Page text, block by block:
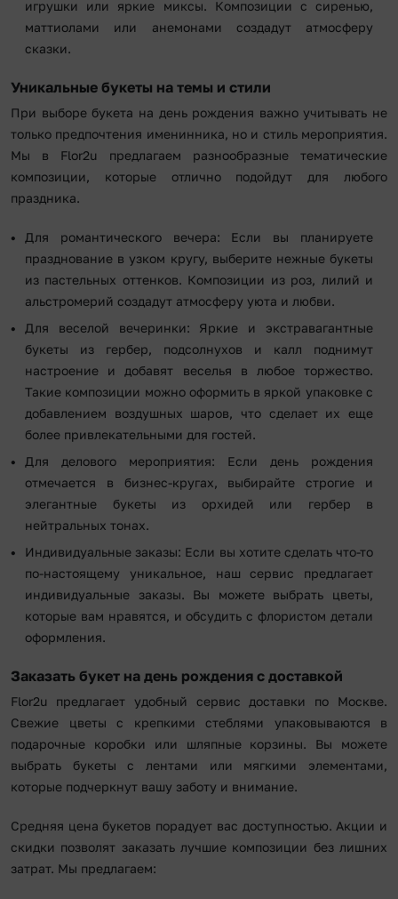
игрушки или яркие миксы. Композиции с сиренью,
маттиолами или анемонами создадут атмосферу
сказки.
Уникальные букеты на темы и стили
При выборе букета на день рождения важно учитывать не
только предпочтения именинника, но и стиль мероприятия.
Мы в Flor2u предлагаем разнообразные тематические
композиции, которые отлично подойдут для любого
праздника.
Для романтического вечера: Если вы планируете
празднование в узком кругу, выберите нежные букеты
из пастельных оттенков. Композиции из роз, лилий и
альстромерий создадут атмосферу уюта и любви.
Для веселой вечеринки: Яркие и экстравагантные
букеты из гербер, подсолнухов и калл поднимут
настроение и добавят веселья в любое торжество.
Такие композиции можно оформить в яркой упаковке с
добавлением воздушных шаров, что сделает их еще
более привлекательными для гостей.
Для делового мероприятия: Если день рождения
отмечается в бизнес-кругах, выбирайте строгие и
элегантные букеты из орхидей или гербер в
нейтральных тонах.
Индивидуальные заказы: Если вы хотите сделать что-то
по-настоящему уникальное, наш сервис предлагает
индивидуальные заказы. Вы можете выбрать цветы,
которые вам нравятся, и обсудить с флористом детали
оформления.
Заказать букет на день рождения с доставкой
Flor2u предлагает удобный сервис доставки по Москве.
Свежие цветы с крепкими стеблями упаковываются в
подарочные коробки или шляпные корзины. Вы можете
выбрать букеты с лентами или мягкими элементами,
которые подчеркнут вашу заботу и внимание.
Средняя цена букетов порадует вас доступностью. Акции и
скидки позволят заказать лучшие композиции без лишних
затрат. Мы предлагаем: